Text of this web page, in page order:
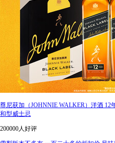
尊尼获加（JOHNNIE WALKER）洋酒 12
和型威士忌
200000人好评